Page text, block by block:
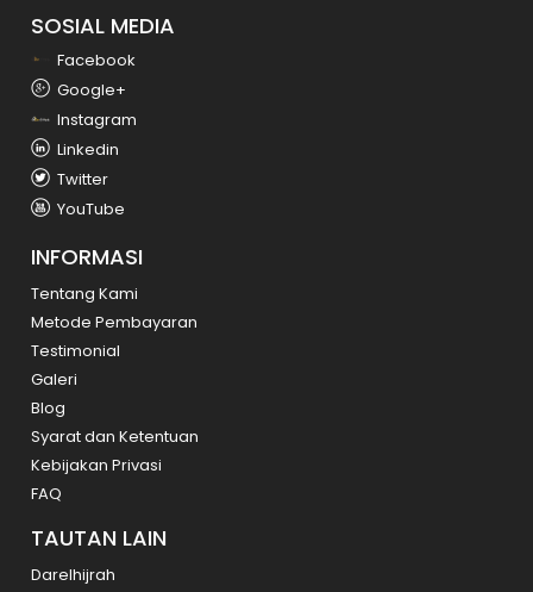
SOSIAL MEDIA
Facebook
Google+
Instagram
Linkedin
Twitter
YouTube
INFORMASI
Tentang Kami
Metode Pembayaran
Testimonial
Galeri
Blog
Syarat dan Ketentuan
Kebijakan Privasi
FAQ
TAUTAN LAIN
Darelhijrah